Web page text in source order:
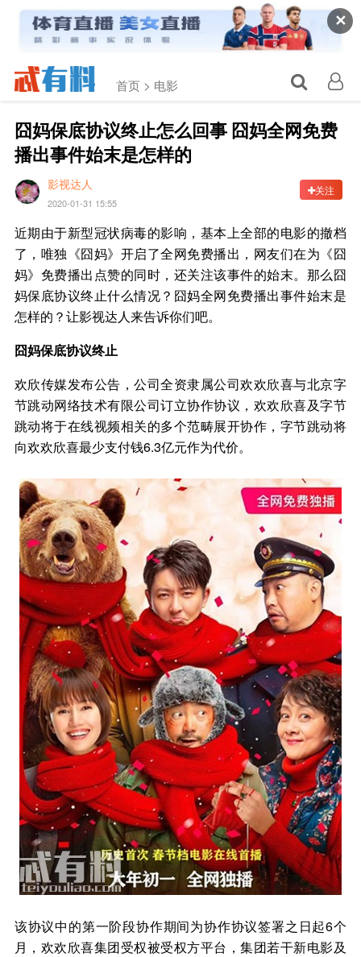
✕
首页 > 电影
囧妈保底协议终止怎么回事 囧妈全网免费
播出事件始末是怎样的
影视达人
2020-01-31 15:55
关注
近期由于新型冠状病毒的影响，基本上全部的电影的撤档
了，唯独《囧妈》开启了全网免费播出，网友们在为《囧
妈》免费播出点赞的同时，还关注该事件的始末。那么囧
妈保底协议终止什么情况？囧妈全网免费播出事件始末是
怎样的？让影视达人来告诉你们吧。
囧妈保底协议终止
欢欣传媒发布公告，公司全资隶属公司欢欢欣喜与北京字
节跳动网络技术有限公司订立协作协议，欢欢欣喜及字节
跳动将于在线视频相关的多个范畴展开协作，字节跳动将
向欢欢欣喜最少支付钱6.3亿元作为代价。
该协议中的第一阶段协作期间为协作协议签署之日起6个
月，欢欢欣喜集团受权被受权方平台，集团若干新电影及